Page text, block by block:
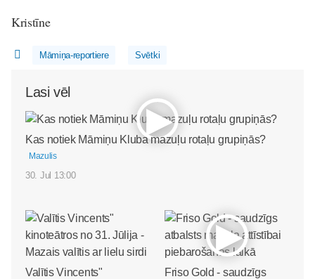
Kristīne
Māmiņa-reportiere Svētki
Lasi vēl
Kas notiek Māmiņu Kluba mazuļu rotaļu grupiņās?
Mazulis
30. Jul 13:00
Valītis Vincents"
Friso Gold - saudzīgs